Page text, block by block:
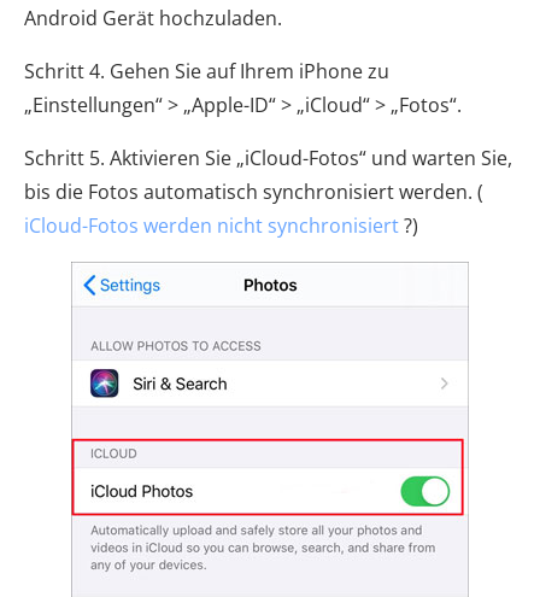
Android Gerät hochzuladen.
Schritt 4. Gehen Sie auf Ihrem iPhone zu
„Einstellungen“ > „Apple-ID“ > „iCloud“ > „Fotos“.
Schritt 5. Aktivieren Sie „iCloud-Fotos“ und warten Sie,
bis die Fotos automatisch synchronisiert werden. (
iCloud-Fotos werden nicht synchronisiert?)